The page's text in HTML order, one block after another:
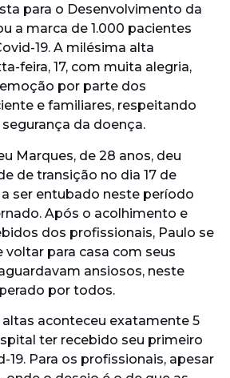
para o Desenvolvimento da
a marca de 1.000 pacientes
19. A milésima alta
feira, 17, com muita alegria,
por parte dos
e familiares, respeitando
da doença.
Marques, de 28 anos, deu
de transição no dia 17 de
ser entubado neste período
Após o acolhimento e
dos profissionais, Paulo se
voltar para casa com seus
ansiosos, neste
por todos.
altas aconteceu exatamente 5
ter recebido seu primeiro
19. Para os profissionais, apesar